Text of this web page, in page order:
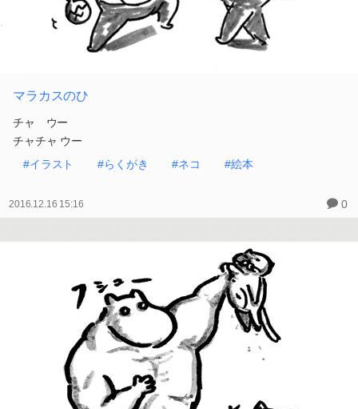
マラカスのひ
チャ ウー
チャチャ ウー
#イラスト
#らくがき #ネコ #絵本
2016.12.16 15:16 0